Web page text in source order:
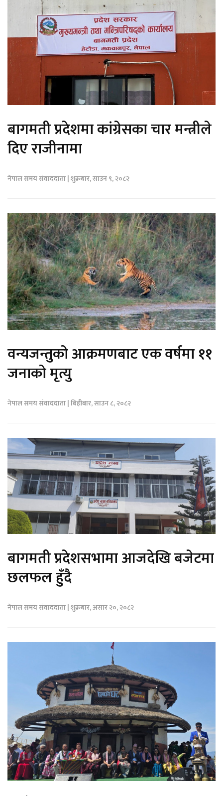
बागमती प्रदेशमा कांग्रेसका चार मन्त्रीले
दिए राजीनामा
नेपाल समय संवाददाता | शुक्रबार, साउन ९, २०८२
वन्यजन्तुको आक्रमणबाट एक वर्षमा ११
जनाको मृत्यु
नेपाल समय संवाददाता | बिहीबार, साउन ८, २०८२
बागमती प्रदेशसभामा आजदेखि बजेटमा
छलफल हुँदै
नेपाल समय संवाददाता | शुक्रबार, असार २०, २०८२